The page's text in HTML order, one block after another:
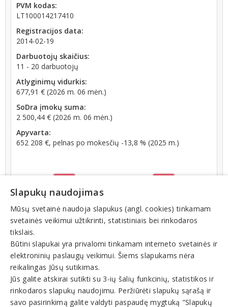
PVM kodas:
LT100014217410
Registracijos data:
2014-02-19
Darbuotojų skaičius:
11 - 20 darbuotojų
Atlyginimų vidurkis:
677,91 € (2026 m. 06 mėn.)
SoDra įmokų suma:
2 500,44 € (2026 m. 06 mėn.)
Apyvarta:
652 208 €, pelnas po mokesčių -13,8 % (2025 m.)
Veiklos sritys
Slapukų naudojimas
Mūsų svetainė naudoja slapukus (angl. cookies) tinkamam
svetainės veikimui užtikrinti, statistiniais bei rinkodaros
tikslais.
Būtini slapukai yra privalomi tinkamam interneto svetainės ir
elektroninių paslaugų veikimui. Šiems slapukams nėra
reikalingas Jūsų sutikimas.
Jūs galite atskirai sutikti su 3-ių šalių funkcinių, statistikos ir
rinkodaros slapukų naudojimu. Peržiūrėti slapukų sąrašą ir
savo pasirinkimą galite valdyti paspaudę mygtuką "Slapukų